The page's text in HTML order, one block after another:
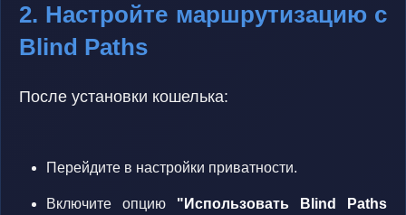
2. Настройте маршрутизацию с
Blind Paths
После установки кошелька:
Перейдите в настройки приватности.
Включите опцию "Использовать Blind Paths